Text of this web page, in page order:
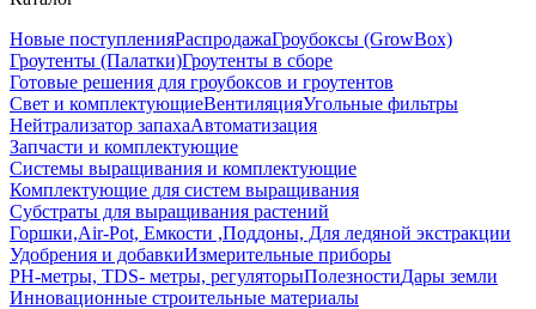
Новые поступленияРаспродажаГроубоксы (GrowBox)
Гроутенты (Палатки)Гроутенты в сборе
Готовые решения для гроубоксов и гроутентов
Свет и комплектующиеВентиляцияУгольные фильтры
Нейтрализатор запахаАвтоматизация
Запчасти и комплектующие
Системы выращивания и комплектующие
Комплектующие для систем выращивания
Субстраты для выращивания растений
Горшки,Air-Pot, Емкости ,Поддоны, Для ледяной экстракции
Удобрения и добавкиИзмерительные приборы
РН-метры, TDS- метры, регуляторыПолезностиДары земли
Инновационные строительные материалы